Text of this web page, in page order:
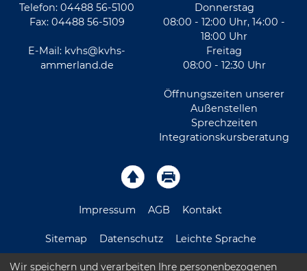
Telefon: 04488 56-5100
Fax: 04488 56-5109
E-Mail: kvhs@kvhs-
ammerland.de
Donnerstag
08:00 - 12:00 Uhr, 14:00 -
18:00 Uhr
Freitag
08:00 - 12:30 Uhr
Öffnungszeiten unserer
Außenstellen
Sprechzeiten
Integrationskursberatung
Impressum AGB Kontakt
Sitemap Datenschutz Leichte Sprache
Barrierefreiheitserklärung
Wir speichern und verarbeiten Ihre personenbezogenen